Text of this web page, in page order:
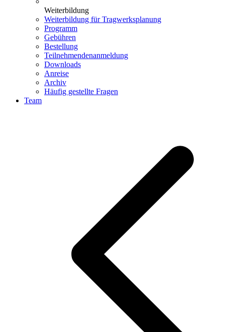
Weiterbildung
Weiterbildung für Tragwerksplanung
Programm
Gebühren
Bestellung
Teilnehmendenanmeldung
Downloads
Anreise
Archiv
Häufig gestellte Fragen
Team